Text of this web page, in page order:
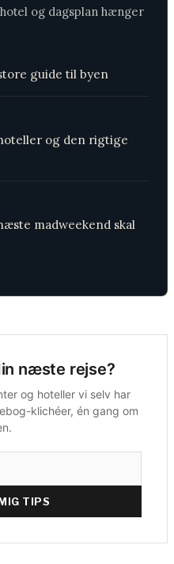
og dagsplan hænger
guide til byen
og den rigtige
madweekend skal
næste rejse?
og hoteller vi selv har
klichéer, én gang om
TIPS